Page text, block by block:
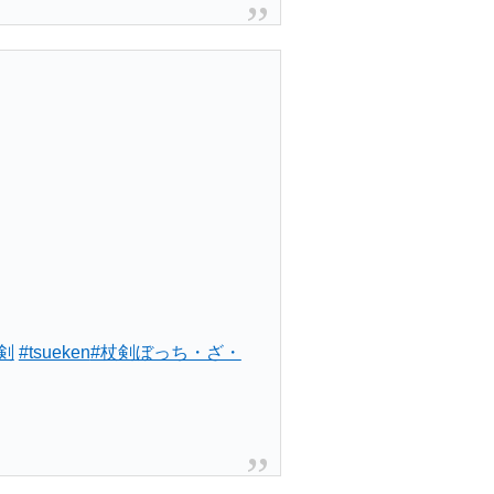
#tsueken#杖剣ぼっち・ざ・